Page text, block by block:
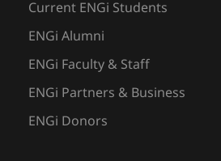
Current ENGi Students
ENGi Alumni
ENGi Faculty & Staff
ENGi Partners & Business
ENGi Donors